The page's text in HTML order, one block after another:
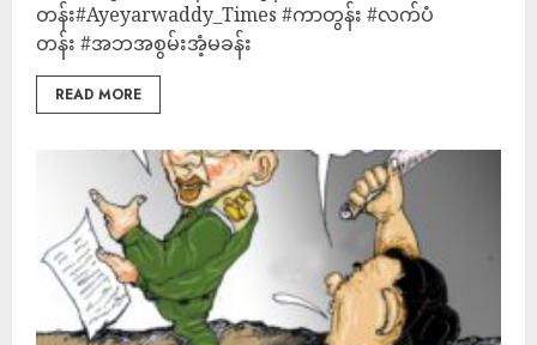
တန်း#Ayeyarwaddy_Times #ကာတွန်း #လက်ပံ
တန်း #အဘအစွမ်းအံ့မခန်း
READ MORE